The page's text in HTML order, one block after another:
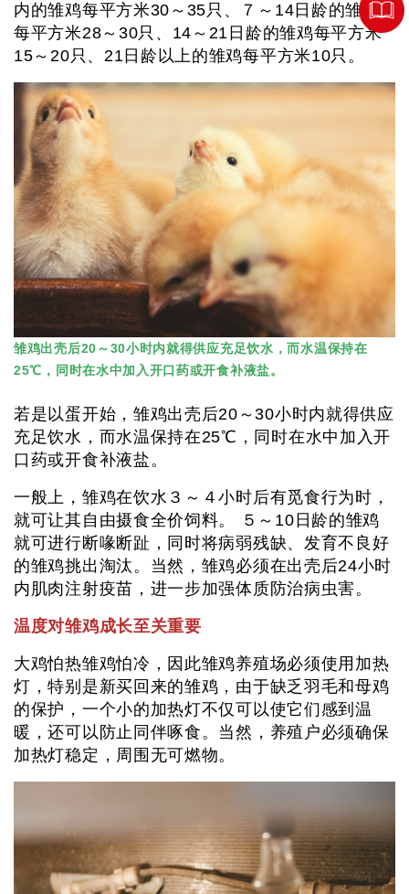
内的雏鸡每平方米30～35只、７～14日龄的雏鸡
每平方米28～30只、14～21日龄的雏鸡每平方米
15～20只、21日龄以上的雏鸡每平方米10只。
雏鸡出壳后20～30小时内就得供应充足饮水，而水温保持在
25℃，同时在水中加入开口药或开食补液盐。
若是以蛋开始，雏鸡出壳后20～30小时内就得供应
充足饮水，而水温保持在25℃，同时在水中加入开
口药或开食补液盐。
一般上，雏鸡在饮水３～４小时后有觅食行为时，
就可让其自由摄食全价饲料。 ５～10日龄的雏鸡
就可进行断喙断趾，同时将病弱残缺、发育不良好
的雏鸡挑出淘汰。当然，雏鸡必须在出壳后24小时
内肌肉注射疫苗，进一步加强体质防治病虫害。
温度对雏鸡成长至关重要
大鸡怕热雏鸡怕冷，因此雏鸡养殖场必须使用加热
灯，特别是新买回来的雏鸡，由于缺乏羽毛和母鸡
的保护，一个小的加热灯不仅可以使它们感到温
暖，还可以防止同伴啄食。当然，养殖户必须确保
加热灯稳定，周围无可燃物。